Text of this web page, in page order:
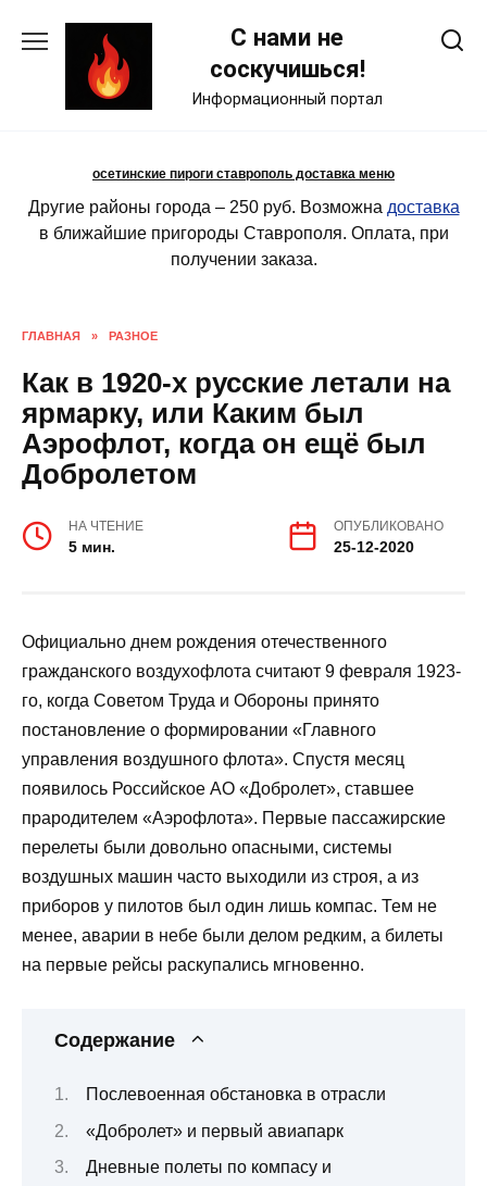
С нами не
соскучишься!
Информационный портал
осетинские пироги ставрополь доставка меню
Другие районы города – 250 руб. Возможна доставка
в ближайшие пригороды Ставрополя. Оплата, при
получении заказа.
ГЛАВНАЯ » РАЗНОЕ
Как в 1920-х русские летали на
ярмарку, или Каким был
Аэрофлот, когда он ещё был
Добролетом
НА ЧТЕНИЕ
5 мин.
ОПУБЛИКОВАНО
25-12-2020
Официально днем рождения отечественного
гражданского воздухофлота считают 9 февраля 1923-
го, когда Советом Труда и Обороны принято
постановление о формировании «Главного
управления воздушного флота». Спустя месяц
появилось Российское АО «Добролет», ставшее
прародителем «Аэрофлота». Первые пассажирские
перелеты были довольно опасными, системы
воздушных машин часто выходили из строя, а из
приборов у пилотов был один лишь компас. Тем не
менее, аварии в небе были делом редким, а билеты
на первые рейсы раскупались мгновенно.
Содержание
Послевоенная обстановка в отрасли
«Добролет» и первый авиапарк
Дневные полеты по компасу и